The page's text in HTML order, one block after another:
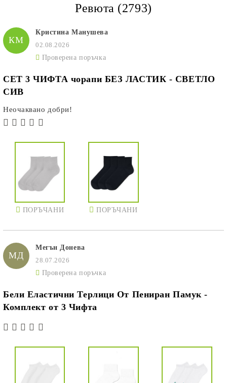
Ревюта (2793)
КМ
Кристина Манушева
02.08.2026
Проверена поръчка
СЕТ 3 ЧИФТА чорапи БЕЗ ЛАСТИК - СВЕТЛО
СИВ
Неочаквано добри!
ПОРЪЧАНИ ПОРЪЧАНИ
МД
Мегън Донева
28.07.2026
Проверена поръчка
Бели Еластични Терлици От Пениран Памук -
Комплект от 3 Чифта